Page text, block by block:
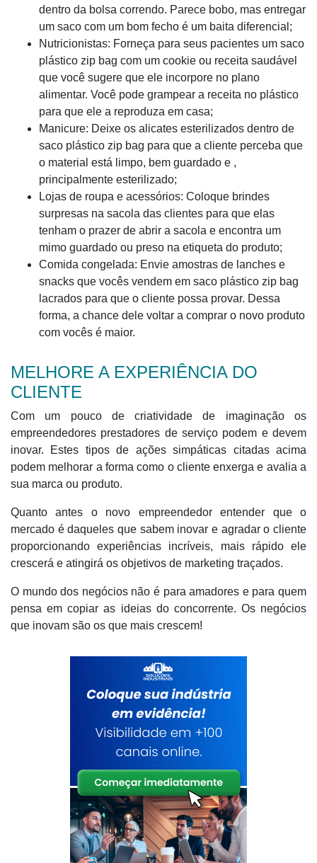
dentro da bolsa correndo. Parece bobo, mas entregar
um saco com um bom fecho é um baita diferencial;
Nutricionistas: Forneça para seus pacientes um saco
plástico zip bag com um cookie ou receita saudável
que você sugere que ele incorpore no plano
alimentar. Você pode grampear a receita no plástico
para que ele a reproduza em casa;
Manicure: Deixe os alicates esterilizados dentro de
saco plástico zip bag para que a cliente perceba que
o material está limpo, bem guardado e ,
principalmente esterilizado;
Lojas de roupa e acessórios: Coloque brindes
surpresas na sacola das clientes para que elas
tenham o prazer de abrir a sacola e encontra um
mimo guardado ou preso na etiqueta do produto;
Comida congelada: Envie amostras de lanches e
snacks que vocês vendem em saco plástico zip bag
lacrados para que o cliente possa provar. Dessa
forma, a chance dele voltar a comprar o novo produto
com vocês é maior.
MELHORE A EXPERIÊNCIA DO
CLIENTE
Com um pouco de criatividade de imaginação os
empreendedores prestadores de serviço podem e devem
inovar. Estes tipos de ações simpáticas citadas acima
podem melhorar a forma como o cliente enxerga e avalia a
sua marca ou produto.
Quanto antes o novo empreendedor entender que o
mercado é daqueles que sabem inovar e agradar o cliente
proporcionando experiências incríveis, mais rápido ele
crescerá e atingirá os objetivos de marketing traçados.
O mundo dos negócios não é para amadores e para quem
pensa em copiar as ideias do concorrente. Os negócios
que inovam são os que mais crescem!